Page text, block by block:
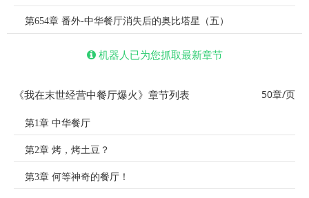
第654章 番外-中华餐厅消失后的奥比塔星（五）
机器人已为您抓取最新章节
《我在末世经营中餐厅爆火》章节列表 50章/页
第1章 中华餐厅
第2章 烤，烤土豆？
第3章 何等神奇的餐厅！